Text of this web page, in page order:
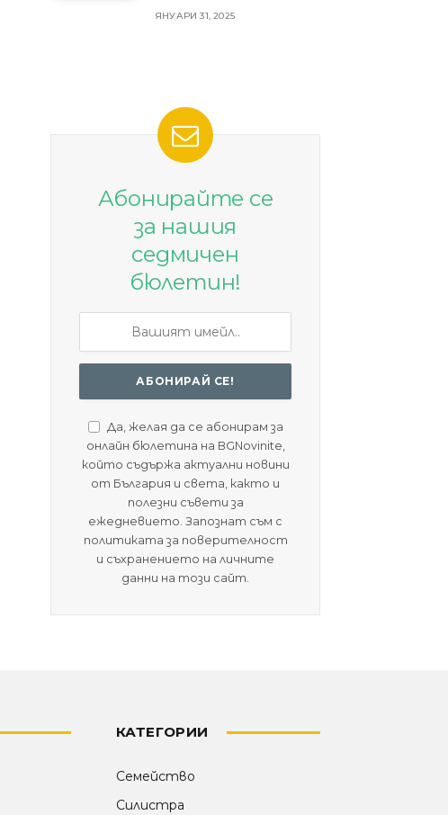
ЯНУАРИ 31, 2025
Абонирайте се
за нашия
седмичен
бюлетин!
Да, желая да се абонирам за
онлайн бюлетина на BGNovinite,
който съдържа актуални новини
от България и света, както и
полезни съвети за
ежедневието. Запознат съм с
политиката за поверителност
и съхранението на личните
данни на този сайт.
КАТЕГОРИИ
Семейство
Силистра